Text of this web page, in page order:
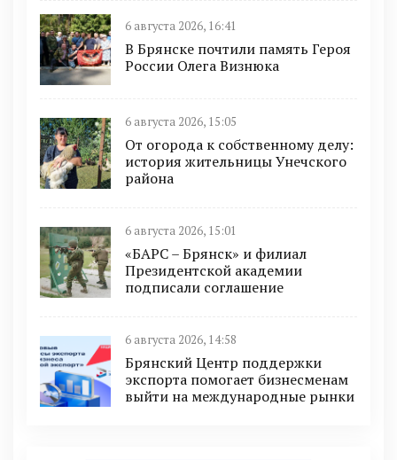
6 августа 2026, 16:41
В Брянске почтили память Героя
России Олега Визнюка
6 августа 2026, 15:05
От огорода к собственному делу:
история жительницы Унечского
района
6 августа 2026, 15:01
«БАРС – Брянск» и филиал
Президентской академии
подписали соглашение
6 августа 2026, 14:58
Брянский Центр поддержки
экспорта помогает бизнесменам
выйти на международные рынки